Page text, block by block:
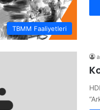
TBMM Faaliyetleri